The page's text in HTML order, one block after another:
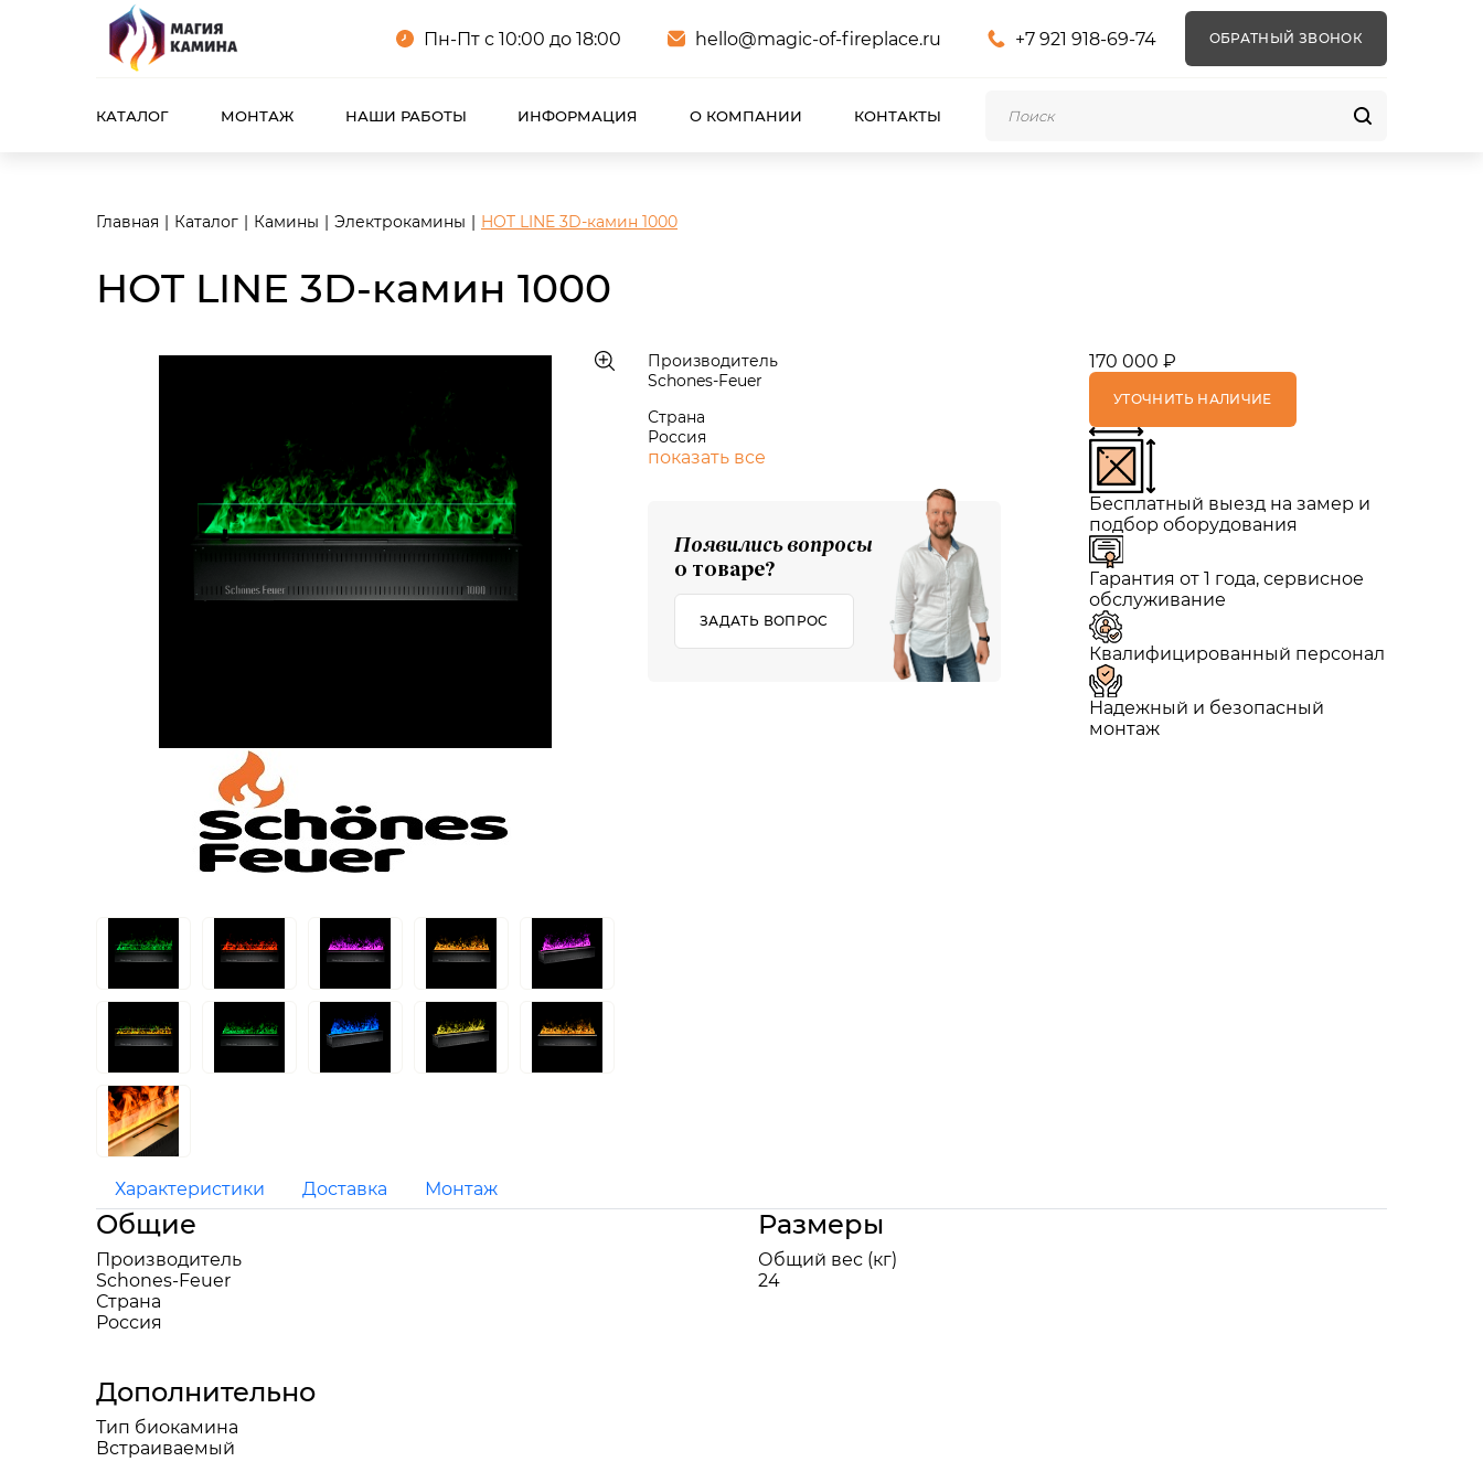
<meta name="robots" content="noindex, follow"/>
Пн-Пт с 10:00 до 18:00
hello@magic-of-fireplace.ru +7 921 918-69-74 ОБРАТНЫЙ ЗВОНОК
КАТАЛОГ МОНТАЖ НАШИ РАБОТЫ ИНФОРМАЦИЯ О КОМПАНИИ КОНТАКТЫ
Главная Каталог Камины Электрокамины HOT LINE 3D-камин 1000
HOT LINE 3D-камин 1000
Производитель
Schones-Feuer
Страна
Россия
показать все
Появились вопросы
о товаре?
ЗАДАТЬ ВОПРОС
170 000 ₽
УТОЧНИТЬ НАЛИЧИЕ
Бесплатный выезд на замер и
подбор оборудования
Гарантия от 1 года, сервисное
обслуживание
Квалифицированный персонал
Надежный и безопасный
монтаж
Характеристики Доставка Монтаж
Общие
Производитель
Schones-Feuer
Страна
Россия
Размеры
Общий вес (кг)
24
Дополнительно
Тип биокамина
Встраиваемый